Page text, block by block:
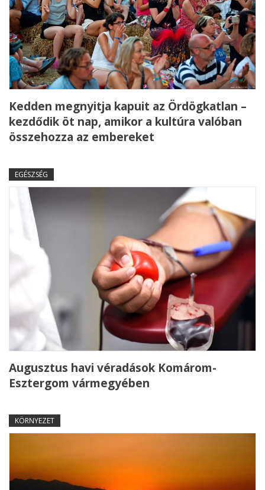
Kedden megnyitja kapuit az Ördögkatlan –
kezdődik öt nap, amikor a kultúra valóban
összehozza az embereket
EGÉSZSÉG
Augusztus havi véradások Komárom-
Esztergom vármegyében
KÖRNYEZET